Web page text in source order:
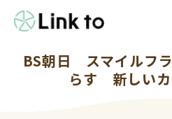
BS朝日 スマイルフ
らす 新しい